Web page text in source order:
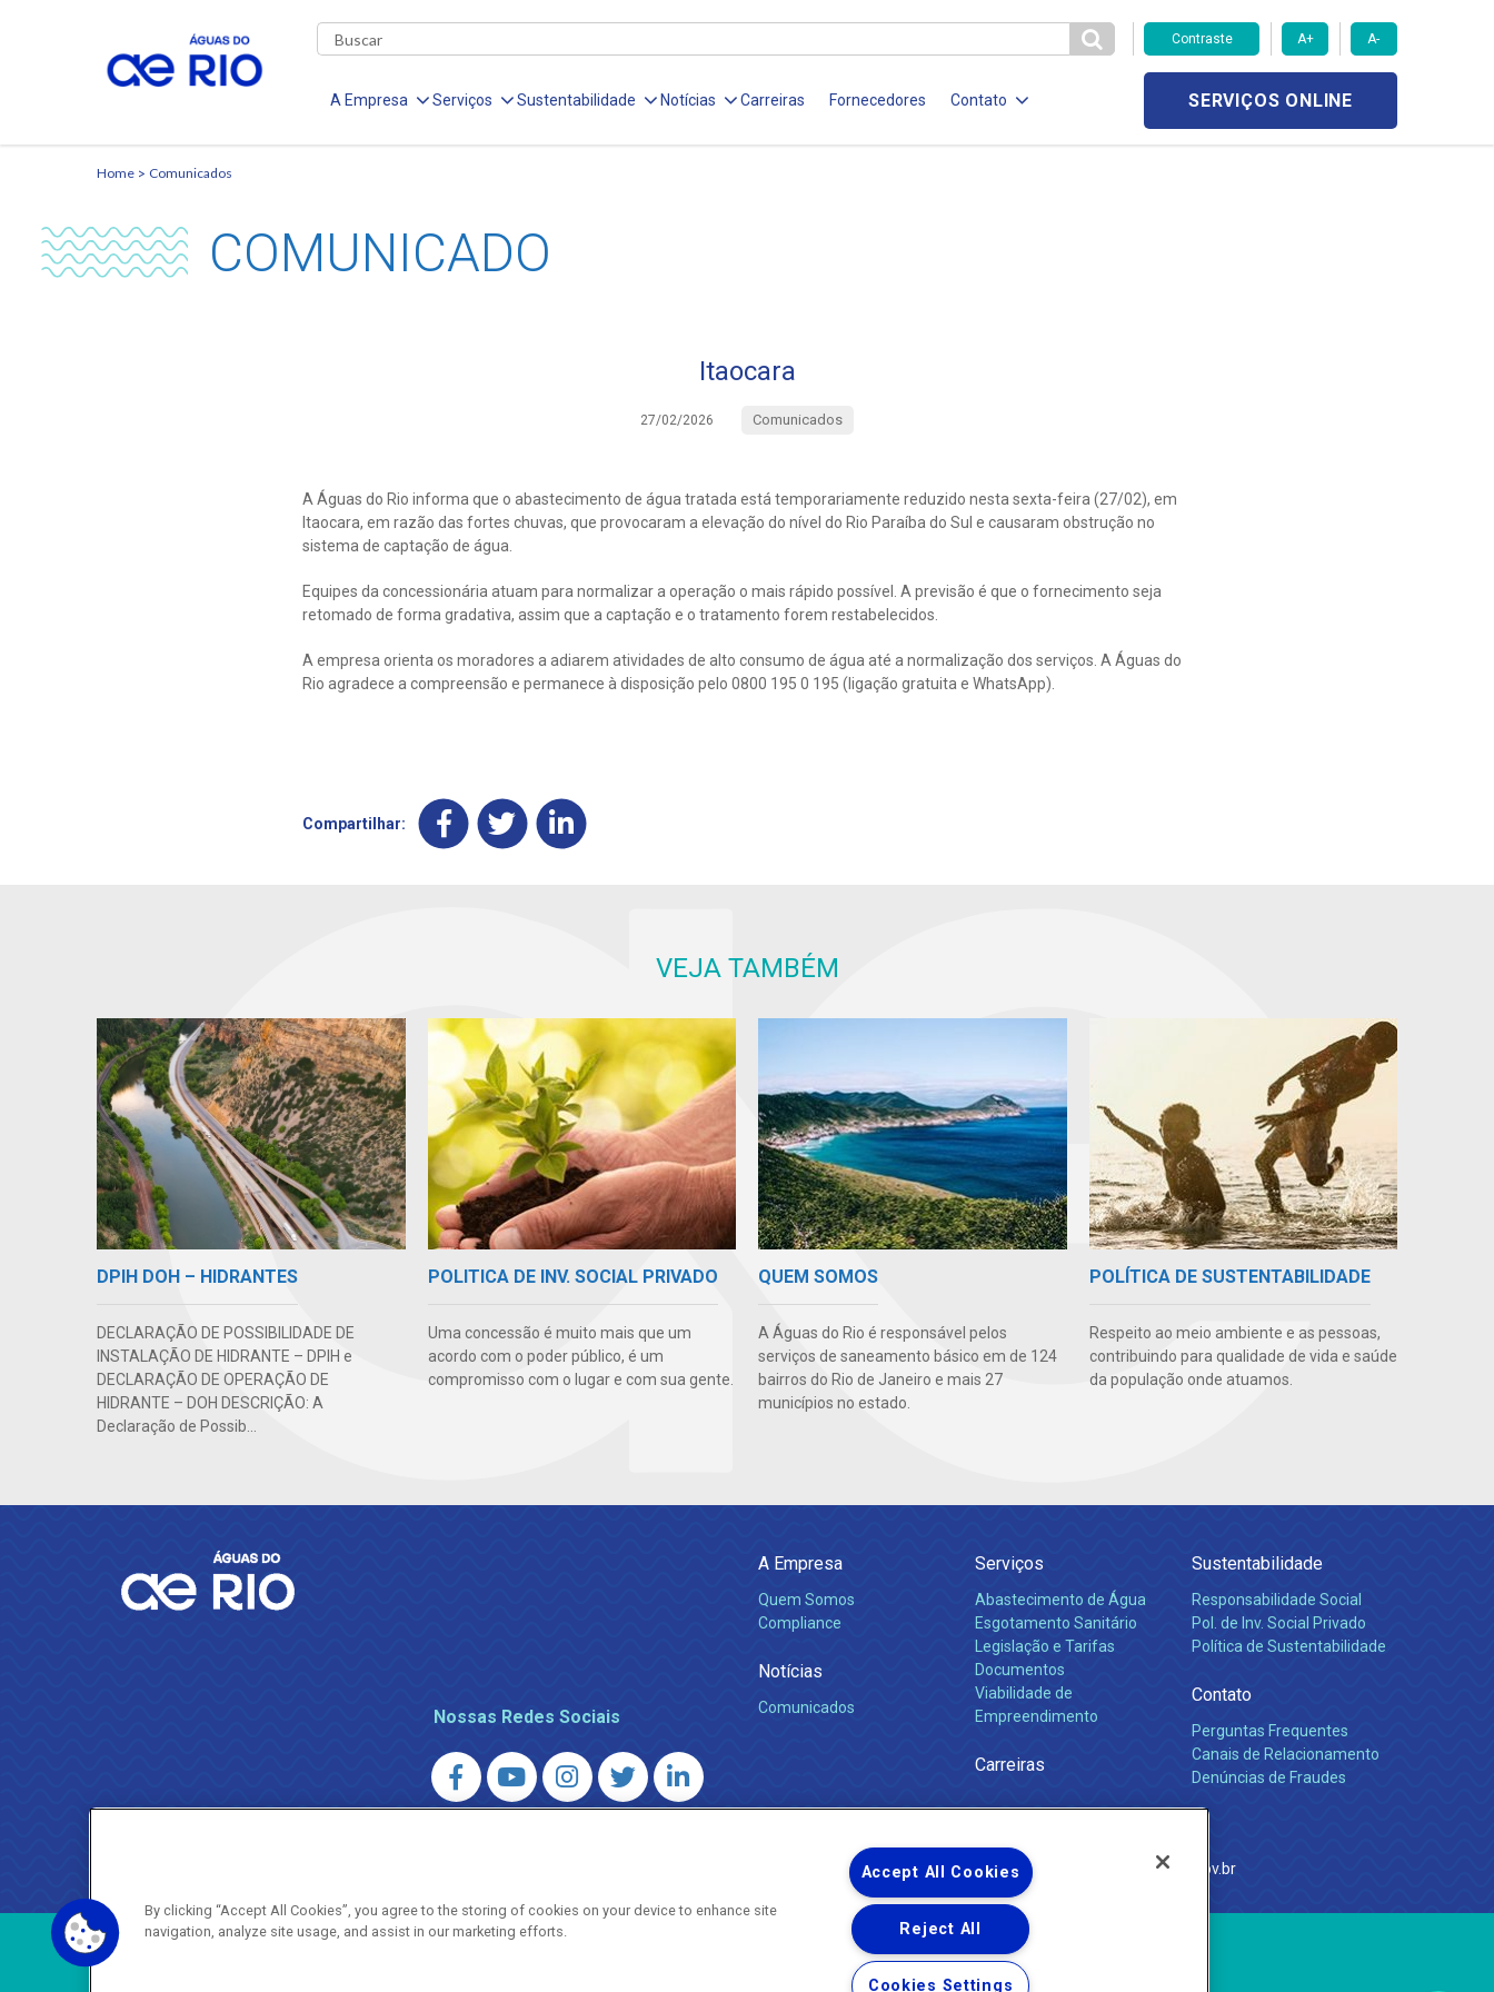
Contraste A+ A-
A Empresa Serviços Sustentabilidade Notícias Carreiras Fornecedores Contato SERVIÇOS ONLINE
Home Comunicados
COMUNICADO
Itaocara
27/02/2026 Comunicados
A Águas do Rio informa que o abastecimento de água tratada está temporariamente reduzido nesta sexta-feira (27/02), em
Itaocara, em razão das fortes chuvas, que provocaram a elevação do nível do Rio Paraíba do Sul e causaram obstrução no
sistema de captação de água.
Equipes da concessionária atuam para normalizar a operação o mais rápido possível. A previsão é que o fornecimento seja
retomado de forma gradativa, assim que a captação e o tratamento forem restabelecidos.
A empresa orienta os moradores a adiarem atividades de alto consumo de água até a normalização dos serviços. A Águas do
Rio agradece a compreensão e permanece à disposição pelo 0800 195 0 195 (ligação gratuita e WhatsApp).
Compartilhar:
VEJA TAMBÉM
DPIH DOH – HIDRANTES
DECLARAÇÃO DE POSSIBILIDADE DE
INSTALAÇÃO DE HIDRANTE – DPIH e
DECLARAÇÃO DE OPERAÇÃO DE
HIDRANTE – DOH DESCRIÇÃO: A
Declaração de Possib...
POLITICA DE INV. SOCIAL PRIVADO
Uma concessão é muito mais que um
acordo com o poder público, é um
compromisso com o lugar e com sua gente.
QUEM SOMOS
A Águas do Rio é responsável pelos
serviços de saneamento básico em de 124
bairros do Rio de Janeiro e mais 27
municípios no estado.
POLÍTICA DE SUSTENTABILIDADE
Respeito ao meio ambiente e as pessoas,
contribuindo para qualidade de vida e saúde
da população onde atuamos.
Nossas Redes Sociais
A Empresa
Quem Somos
Compliance
Notícias
Comunicados
Serviços
Abastecimento de Água
Esgotamento Sanitário
Legislação e Tarifas
Documentos
Viabilidade de
Empreendimento
Carreiras
Sustentabilidade
Responsabilidade Social
Pol. de Inv. Social Privado
Política de Sustentabilidade
Contato
Perguntas Frequentes
Canais de Relacionamento
Denúncias de Fraudes
AGENERSA – Agência Reguladora de Energia e Saneamento do Estado do Rio de Janeiro
ouvidoria.agenersa@gmail.com http://www.agenersa.rj.gov.br
Copyright ® 2026 - Todos os Direitos Reservados.
By clicking “Accept All Cookies”, you agree to the storing of cookies on your device to enhance site
navigation, analyze site usage, and assist in our marketing efforts.
Accept All Cookies
Reject All
Cookies Settings